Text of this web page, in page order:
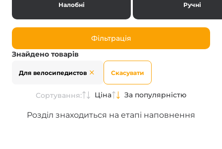
Налобні Ручні
Фільтрація
Знайдено товарів
Для велосипедистов Скасувати
Сортування: Ціна За популярністю
Розділ знаходиться на етапі наповнення